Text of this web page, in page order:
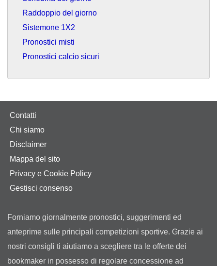
Raddoppio del giorno
Sistemone 1X2
Pronostici misti
Pronostici calcio sicuri
Contatti
Chi siamo
Disclaimer
Mappa del sito
Privacy e Cookie Policy
Gestisci consenso
Forniamo giornalmente pronostici, suggerimenti ed
anteprime sulle principali competizioni sportive. Grazie ai
nostri consigli ti aiutiamo a scegliere tra le offerte dei
bookmaker in possesso di regolare concessione ad